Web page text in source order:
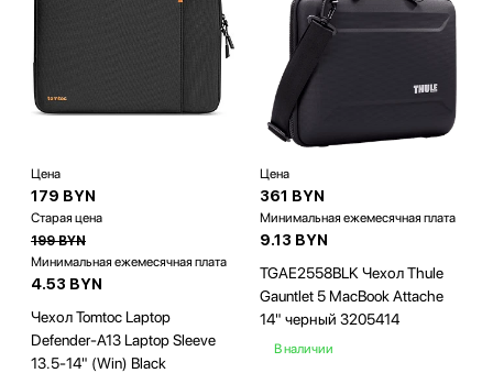
Цена
179 BYN
Старая цена
199 BYN
Минимальная ежемесячная плата
4.53 BYN
Чехол Tomtoc Laptop
Defender-A13 Laptop Sleeve
13.5-14" (Win) Black
Цена
361 BYN
Минимальная ежемесячная плата
9.13 BYN
TGAE2558BLK Чехол Thule
Gauntlet 5 MacBook Attache
14" черный 3205414
В наличии